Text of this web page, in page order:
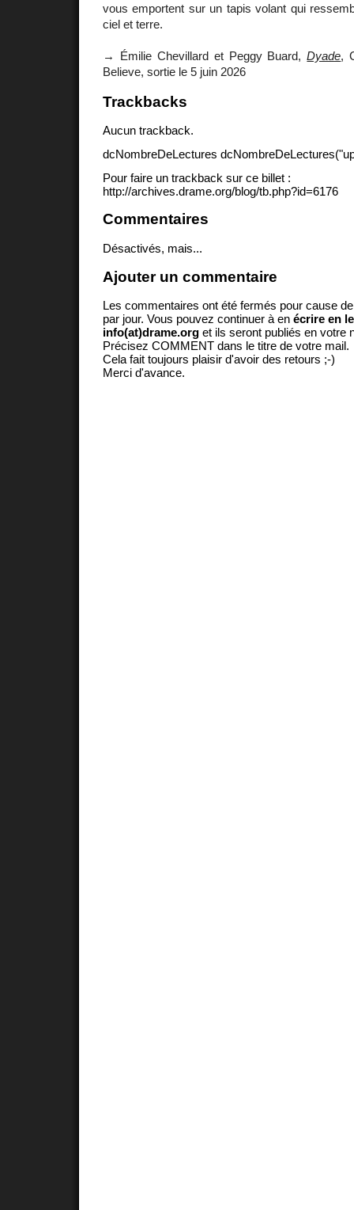
vous emportent sur un tapis volant qui
ciel et terre.
→ Émilie Chevillard et Peggy Buard,Dyade,
Believe, sortie le 5 juin 2026
Trackbacks
Aucun trackback.
dcNombreDeLectures
Pour faire un trackback sur ce billet :
http://archives.drame.org/blog/tb.php?id=6176
Commentaires
Désactivés, mais...
Ajouter un commentaire
Les commentaires ont été fermés pour cause
par jour. Vous pouvez continuer à en écrire en
info(at)drame.org et ils seront publiés en votre
Précisez COMMENT dans le titre de votre mail.
Cela fait toujours plaisir d'avoir des retours ;-)
Merci d'avance.